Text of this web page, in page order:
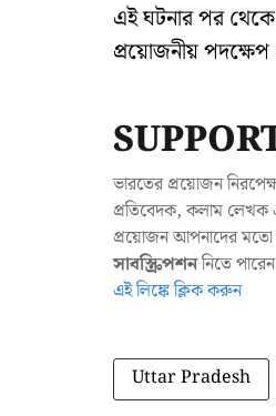
এই ঘটনার পর
প্রয়োজনীয় পদক্ষেপ
ভারতের প্রয়োজন
প্রতিবেদক, কলাম লেখক
প্রয়োজন আপনাদের মতো
সাবস্ক্রিপশননিতে
এই লিঙ্কে ক্লিক করুন
Uttar Pradesh